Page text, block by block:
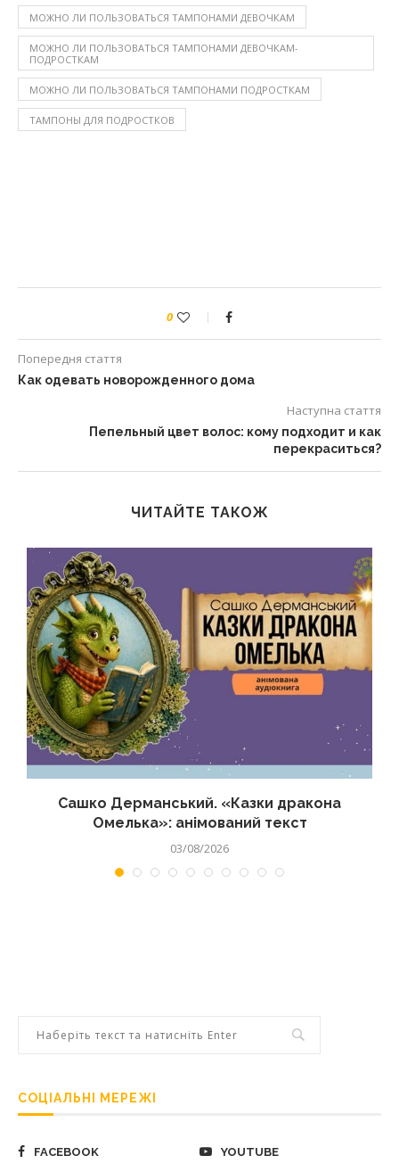
МОЖНО ЛИ ПОЛЬЗОВАТЬСЯ ТАМПОНАМИ ДЕВОЧКАМ
МОЖНО ЛИ ПОЛЬЗОВАТЬСЯ ТАМПОНАМИ ДЕВОЧКАМ-
ПОДРОСТКАМ
МОЖНО ЛИ ПОЛЬЗОВАТЬСЯ ТАМПОНАМИ ПОДРОСТКАМ
ТАМПОНЫ ДЛЯ ПОДРОСТКОВ
0
Попередня стаття
Как одевать новорожденного дома
Наступна стаття
Пепельный цвет волос: кому подходит и как
перекраситься?
ЧИТАЙТЕ ТАКОЖ
Сашко Дерманський. «Казки дракона
Омелька»: анімований текст
03/08/2026
СОЦІАЛЬНІ МЕРЕЖІ
FACEBOOK YOUTUBE